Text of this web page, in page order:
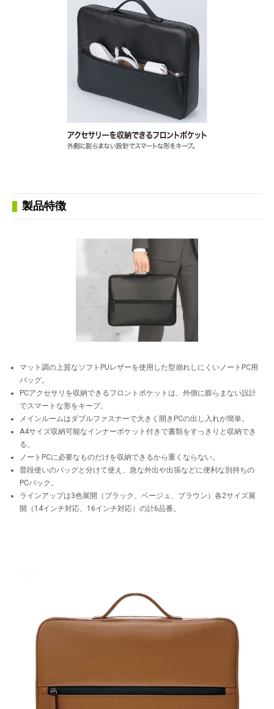
製品特徴
マット調の上質なソフトPUレザーを使用した型崩れしにくいノートPC用
バッグ。
PCアクセサリを収納できるフロントポケットは、外側に膨らまない設計
でスマートな形をキープ。
メインルームはダブルファスナーで大きく開きPCの出し入れが簡単。
A4サイズ収納可能なインナーポケット付きで書類をすっきりと収納でき
る。
ノートPCに必要なものだけを収納できるから重くならない。
普段使いのバッグと分けて使え、急な外出や出張などに便利な別持ちの
PCバック。
ラインアップは3色展開（ブラック、ベージュ、ブラウン）各2サイズ展
開（14インチ対応、16インチ対応）の計6品番。